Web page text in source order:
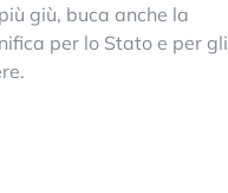
giù, buca anche la
per lo Stato e per gli